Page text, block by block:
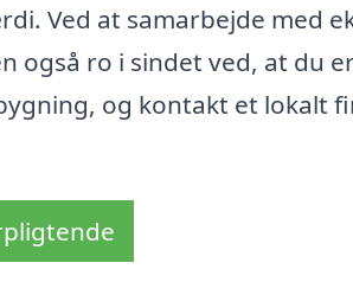
Ved at samarbejde med
også ro i sindet ved, at du
og kontakt et lokalt